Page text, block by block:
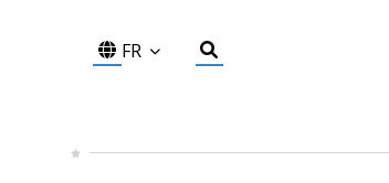
FR